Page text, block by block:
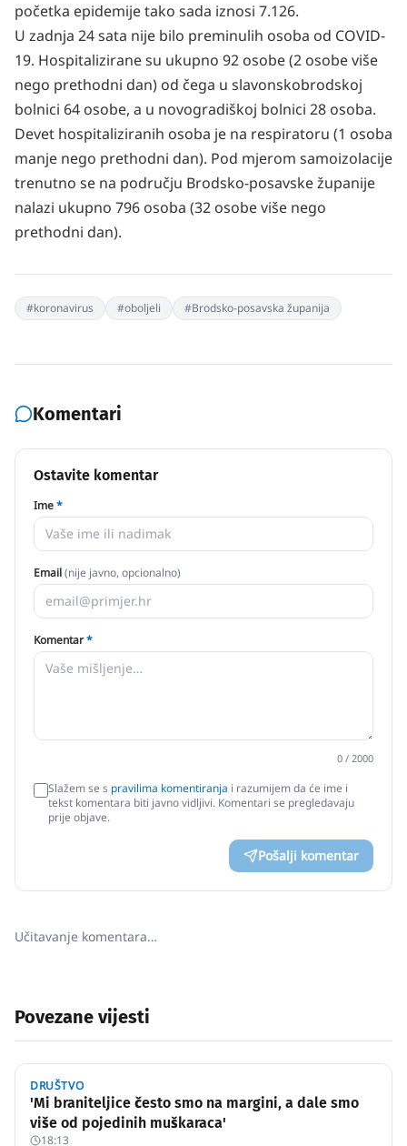
početka epidemije tako sada iznosi 7.126.
U zadnja 24 sata nije bilo preminulih osoba od COVID-
19. Hospitalizirane su ukupno 92 osobe (2 osobe više
nego prethodni dan) od čega u slavonskobrodskoj
bolnici 64 osobe, a u novogradiškoj bolnici 28 osoba.
Devet hospitaliziranih osoba je na respiratoru (1 osoba
manje nego prethodni dan). Pod mjerom samoizolacije
trenutno se na području Brodsko-posavske županije
nalazi ukupno 796 osoba (32 osobe više nego
prethodni dan).
#koronavirus #oboljeli #Brodsko-posavska županija
Komentari
Ostavite komentar
Ime*
Email(nije javno, opcionalno)
Komentar*
0 / 2000
Slažem se s pravilima komentiranja i razumijem da će ime i
tekst komentara biti javno vidljivi. Komentari se pregledavaju
prije objave.
Pošalji komentar
Učitavanje komentara…
Povezane vijesti
DRUŠTVO
'Mi braniteljice često smo na margini, a dale smo
više od pojedinih muškaraca'
18:13